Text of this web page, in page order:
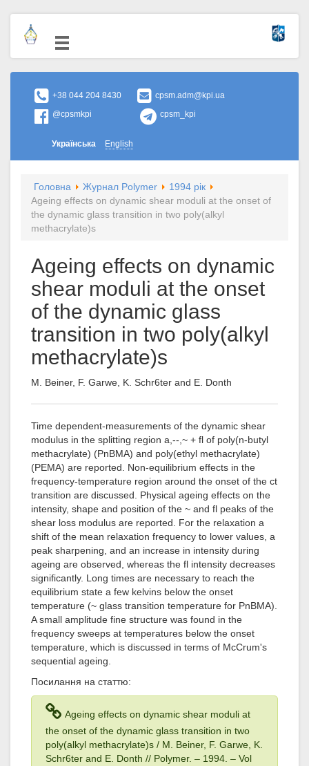
+38 044 204 8430
cpsm.adm@kpi.ua
@cpsmkpi
cpsm_kpi
Українська English
Головна Журнал Polymer
1994 рік
Ageing effects on dynamic shear moduli at the onset of
the dynamic glass transition in two poly(alkyl
methacrylate)s
Ageing effects on dynamic
shear moduli at the onset
of the dynamic glass
transition in two poly(alkyl
methacrylate)s
M. Beiner, F. Garwe, K. Schr6ter and E. Donth
Time dependent-measurements of the dynamic shear
modulus in the splitting region a,--,~ + fl of poly(n-butyl
methacrylate) (PnBMA) and poly(ethyl methacrylate)
(PEMA) are reported. Non-equilibrium effects in the
frequency-temperature region around the onset of the ct
transition are discussed. Physical ageing effects on the
intensity, shape and position of the ~ and fl peaks of the
shear loss modulus are reported. For the relaxation a
shift of the mean relaxation frequency to lower values, a
peak sharpening, and an increase in intensity during
ageing are observed, whereas the fl intensity decreases
significantly. Long times are necessary to reach the
equilibrium state a few kelvins below the onset
temperature (~ glass transition temperature for PnBMA).
A small amplitude fine structure was found in the
frequency sweeps at temperatures below the onset
temperature, which is discussed in terms of McCrum's
sequential ageing.
Посилання на статтю:
Ageing effects on dynamic shear moduli at
the onset of the dynamic glass transition in two
poly(alkyl methacrylate)s / M. Beiner, F. Garwe, K.
Schr6ter and E. Donth // Polymer. – 1994 . – Vol